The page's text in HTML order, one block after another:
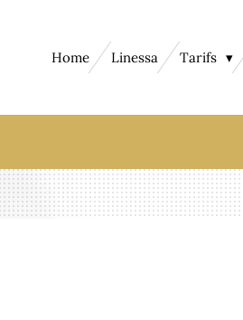
Home Linessa Tarifs